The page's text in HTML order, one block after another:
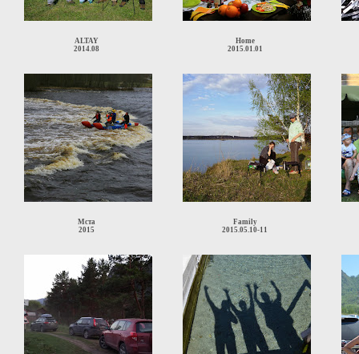
ALTAY
2014.08
Home
2015.01.01
Мста
2015
Family
2015.05.10-11